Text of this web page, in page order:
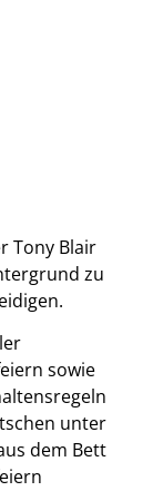
Tony Blair
zu
sowie
unter
dem Bett